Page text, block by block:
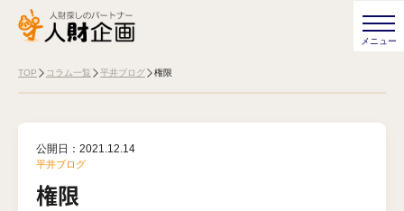
TOP コラム一覧 平井ブログ 権限
公開日： 2021.12.14
平井ブログ
権限